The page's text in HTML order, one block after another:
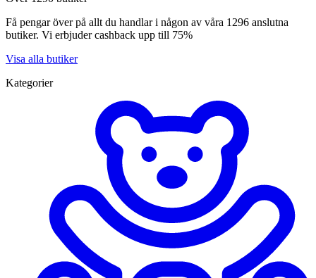
Få pengar över på allt du handlar i någon av våra 1296 anslutna
butiker. Vi erbjuder cashback upp till 75%
Visa alla butiker
Kategorier